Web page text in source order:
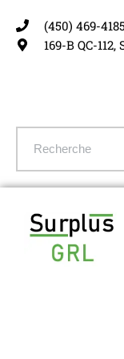
Aller
(450) 469-
169-B QC-